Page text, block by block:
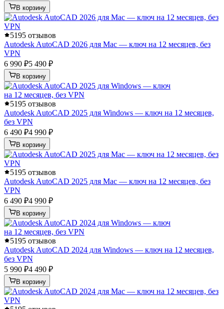
В корзину
5195 отзывов
Autodesk AutoCAD 2026 для Mac — ключ на 12 месяцев, без
VPN
6 990 ₽5 490 ₽
В корзину
5195 отзывов
Autodesk AutoCAD 2025 для Windows — ключ на 12 месяцев,
без VPN
6 490 ₽4 990 ₽
В корзину
5195 отзывов
Autodesk AutoCAD 2025 для Mac — ключ на 12 месяцев, без
VPN
6 490 ₽4 990 ₽
В корзину
5195 отзывов
Autodesk AutoCAD 2024 для Windows — ключ на 12 месяцев,
без VPN
5 990 ₽4 490 ₽
В корзину